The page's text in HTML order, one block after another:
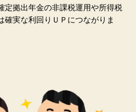
定拠出年金の非課税運用や所得税
確実な利回りＵＰにつながりま